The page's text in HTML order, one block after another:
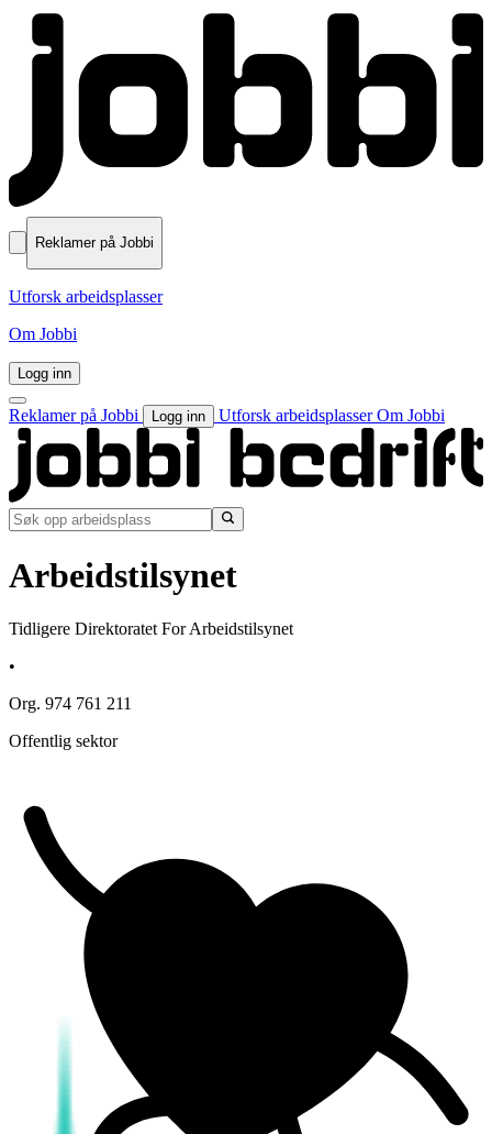
Reklamer på Jobbi
Utforsk arbeidsplasser
Om Jobbi
Logg inn
Reklamer på Jobbi Logg inn Utforsk arbeidsplasserOm Jobbi
Arbeidstilsynet
Tidligere Direktoratet For Arbeidstilsynet
•
Org. 974 761 211
Offentlig sektor